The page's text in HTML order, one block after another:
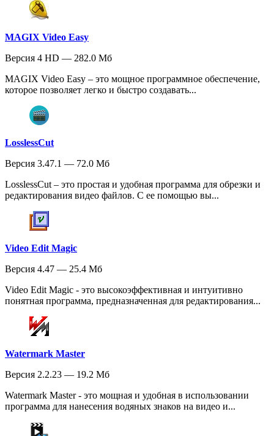
MAGIX Video Easy
Версия 4 HD — 282.0 Мб
MAGIX Video Easy – это мощное программное обеспечение,
которое позволяет легко и быстро создавать...
LosslessCut
Версия 3.47.1 — 72.0 Мб
LosslessCut – это простая и удобная программа для обрезки и
редактирования видео файлов. С ее помощью вы...
Video Edit Magic
Версия 4.47 — 25.4 Мб
Video Edit Magic - это высокоэффективная и интуитивно
понятная программа, предназначенная для редактирования...
Watermark Master
Версия 2.2.23 — 19.2 Мб
Watermark Master - это мощная и удобная в использовании
программа для нанесения водяных знаков на видео и...